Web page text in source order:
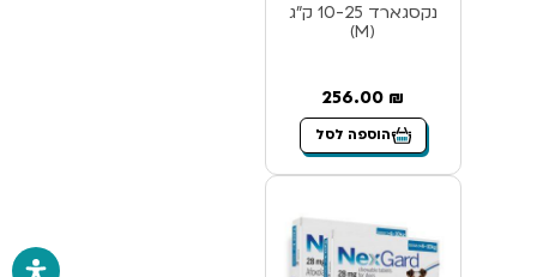
נקסגארד 10-25 ק”ג
(M)
256.00 ₪
הוספה לסל